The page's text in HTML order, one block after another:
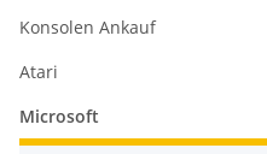
Konsolen Ankauf
Atari
Microsoft